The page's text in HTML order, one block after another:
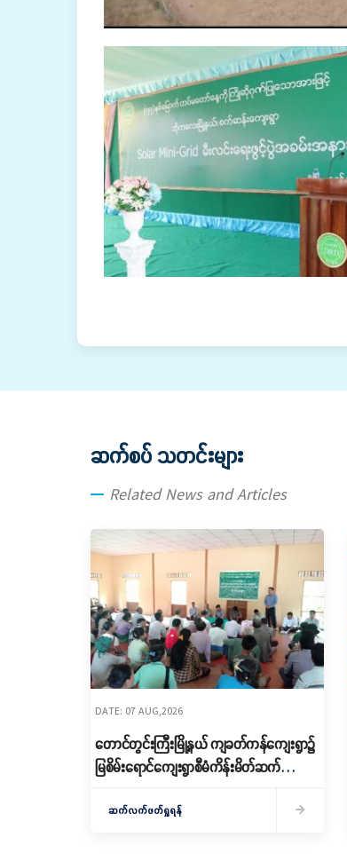
ဆက်စပ် သတင်းများ
Related News and Articles
DATE: 07 AUG,2026
တောင်တွင်းကြီးမြို့နယ် ကျခတ်ကန်ကျေးရွာ၌
မြစိမ်းရောင်ကျေးရွာစီမံကိန်းမိတ်ဆက်
ပြုလုပ်
ဆက်လက်ဖတ်ရှုရန်